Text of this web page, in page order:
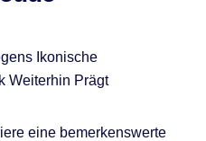
eine bemerkenswerte